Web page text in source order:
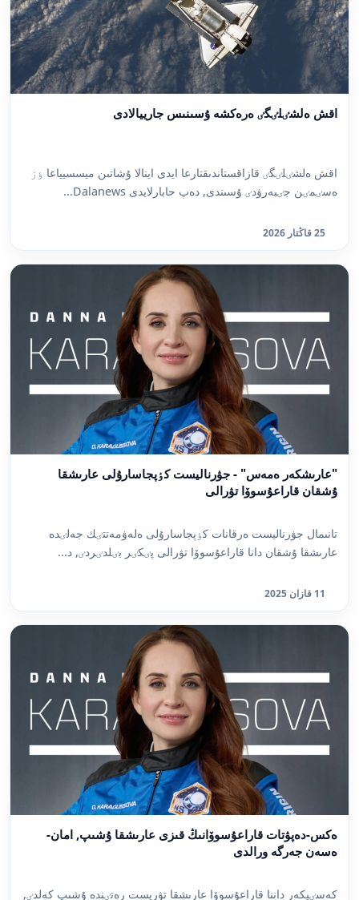
اقش ەلشٸلٸگٸ ەرەكشە ۇسىنىس جارييالادى
اقش ەلشٸلٸگٸ قازاقستاندىقتارعا ايدى اينالا ۇشاتىن ميسسيياعا ٶز
ەسٸمٸن جٸبەرۋدٸ ۇسىندى, دەپ حابارلايدى Dalanews...
25 قاڭتار 2026
"عارىشكەر ەمەس" - جۋرناليست كٶپجاسارۇلى عارىشقا
ۇشقان قاراعۇسوۆا تۋرالى
تانىمال جۋرناليست ەرقانات كٶپجاسارۇلى ەلەۋمەتتٸك جەلٸدە
عارىشقا ۇشقان دانا قاراعۇسوۆا تۋرالى پٸكٸر بٸلدٸردٸ, د...
11 قازان 2025
ەكس-دەپۋتات قاراعۇسوۆانىڭ قىزى عارىشقا ۇشىپ, امان-
ەسەن جەرگە ورالدى
كەسٸپكەر داننا قاراعۇسوۆا عارىشقا تۋريست رەتٸندە ۇشىپ كەلدٸ,